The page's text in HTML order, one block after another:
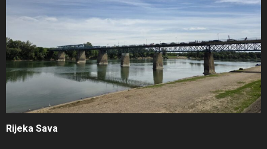
Rijeka Sava